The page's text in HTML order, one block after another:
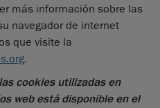
más información sobre las
navegador de internet
que visite la
.
cookies utilizadas en
web está disponible en el